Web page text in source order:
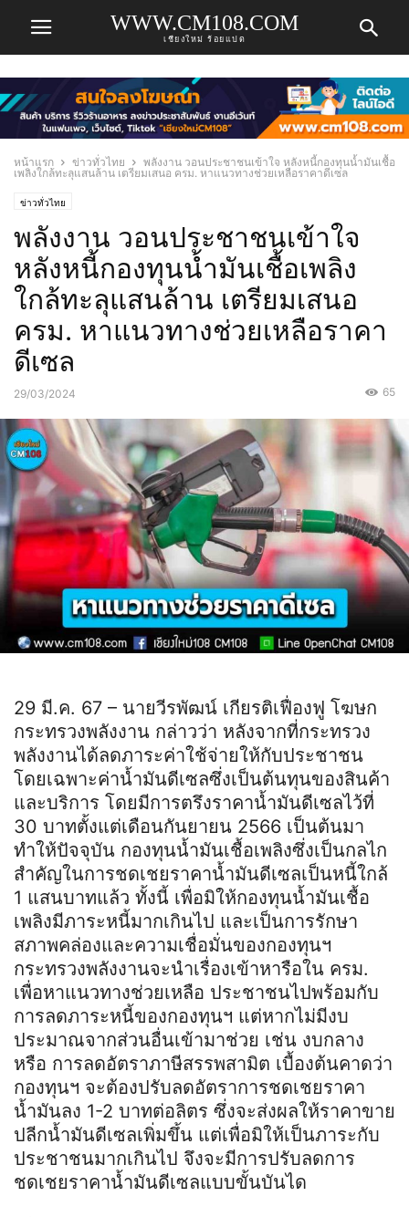
WWW.CM108.COM
เชียงใหม่ ร้อยแปด
หน้าแรก ข่าวทั่วไทย
พลังงาน วอนประชาชนเข้าใจ หลังหนี้กองทุนน้ำมันเชื้อ
เพลิงใกล้ทะลุแสนล้าน เตรียมเสนอ ครม. หาแนวทางช่วยเหลือราคาดีเซล
ข่าวทั่วไทย
พลังงาน วอนประชาชนเข้าใจ
หลังหนี้กองทุนน้ำมันเชื้อเพลิง
ใกล้ทะลุแสนล้าน เตรียมเสนอ
ครม. หาแนวทางช่วยเหลือราคา
ดีเซล
29/03/2024 65
29 มี.ค. 67 – นายวีรพัฒน์ เกียรติเฟื่องฟู โฆษก
กระทรวงพลังงาน กล่าวว่า หลังจากที่กระทรวง
พลังงานได้ลดภาระค่าใช้จ่ายให้กับประชาชน
โดยเฉพาะค่าน้ำมันดีเซลซึ่งเป็นต้นทุนของสินค้า
และบริการ โดยมีการตรึงราคาน้ำมันดีเซลไว้ที่
30 บาทตั้งแต่เดือนกันยายน 2566 เป็นต้นมา
ทำให้ปัจจุบัน กองทุนน้ำมันเชื้อเพลิงซึ่งเป็นกลไก
สำคัญในการชดเชยราคาน้ำมันดีเซลเป็นหนี้ใกล้
1 แสนบาทแล้ว ทั้งนี้ เพื่อมิให้กองทุนน้ำมันเชื้อ
เพลิงมีภาระหนี้มากเกินไป และเป็นการรักษา
สภาพคล่องและความเชื่อมั่นของกองทุนฯ
กระทรวงพลังงานจะนำเรื่องเข้าหารือใน ครม.
เพื่อหาแนวทางช่วยเหลือ ประชาชนไปพร้อมกับ
การลดภาระหนี้ของกองทุนฯ แต่หากไม่มีงบ
ประมาณจากส่วนอื่นเข้ามาช่วย เช่น งบกลาง
หรือ การลดอัตราภาษีสรรพสามิต เบื้องต้นคาดว่า
กองทุนฯ จะต้องปรับลดอัตราการชดเชยราคา
น้ำมันลง 1-2 บาทต่อลิตร ซึ่งจะส่งผลให้ราคาขาย
ปลีกน้ำมันดีเซลเพิ่มขึ้น แต่เพื่อมิให้เป็นภาระกับ
ประชาชนมากเกินไป จึงจะมีการปรับลดการ
ชดเชยราคาน้ำมันดีเซลแบบขั้นบันได